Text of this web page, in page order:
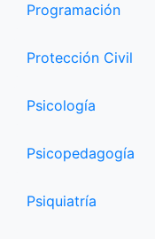
Programación
Protección Civil
Psicología
Psicopedagogía
Psiquiatría